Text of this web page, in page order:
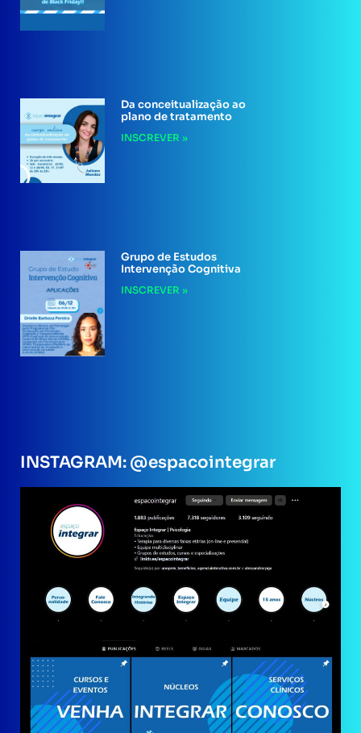
Da conceitualização ao
plano de tratamento
INSCREVER »
Grupo de Estudos
Intervenção Cognitiva
INSCREVER »
INSTAGRAM: @espacointegrar